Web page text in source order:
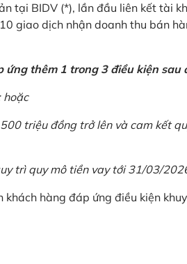
tại BIDV (*), lần đầu liên kết tài
giao dịch nhận doanh thu bán
thêm 1 trong 3 điều kiện sau
hoặc
triệu đồng trở lên và cam kết
trì quy mô tiền vay tới 31/03/
hàng đáp ứng điều kiện